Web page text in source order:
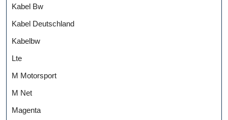
Kabel Bw
Kabel Deutschland
Kabelbw
Lte
M Motorsport
M Net
Magenta